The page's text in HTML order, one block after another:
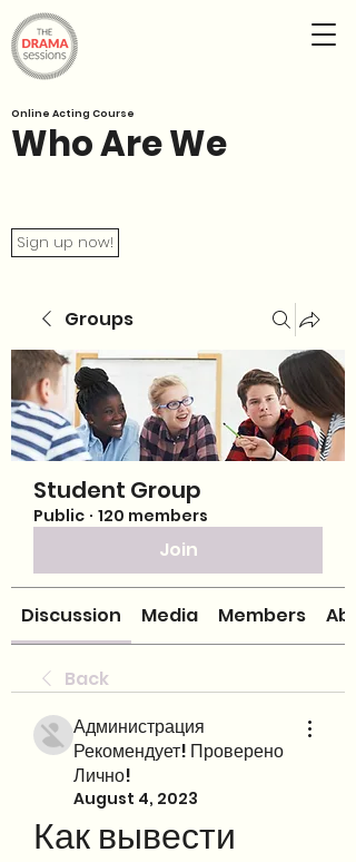
Who Are We
Online Acting Course
Sign up now!
Groups
Student Group
Public · 120 members
Join
Discussion Media Members
Back
Администрация
Рекомендует! Проверено
Лично!
August 4, 2023
Как вывести